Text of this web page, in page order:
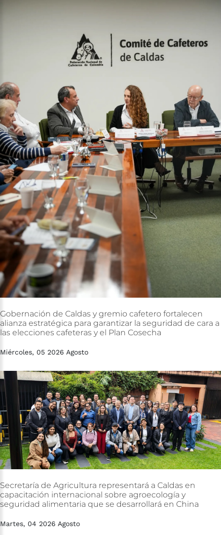
Gobernación de Caldas y gremio cafetero fortalecen
alianza estratégica para garantizar la seguridad de cara a
las elecciones cafeteras y el Plan Cosecha
Miércoles, 05 2026 Agosto
Secretaría de Agricultura representará a Caldas en
capacitación internacional sobre agroecología y
seguridad alimentaria que se desarrollará en China
Martes, 04 2026 Agosto